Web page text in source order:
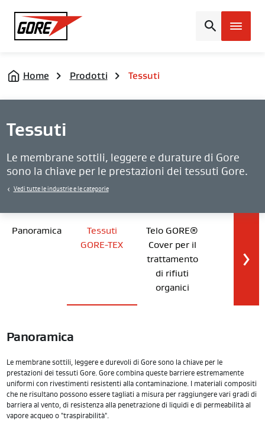
Gore
Home Prodotti Tessuti
Tessuti
Le membrane sottili, leggere e durature di Gore
sono la chiave per le prestazioni dei tessuti Gore.
Vedi tutte le industrie e le categorie
Panoramica
Tessuti
GORE-TEX
Telo GORE®
Cover per il
trattamento
di rifiuti
organici
Panoramica
Le membrane sottili, leggere e durevoli di Gore sono la chiave per le
prestazioni dei tessuti Gore. Gore combina queste barriere estremamente
uniformi con rivestimenti resistenti alla contaminazione. I materiali compositi
che ne risultano possono essere tagliati a misura per raggiungere vari gradi di
barriera al vento, di resistenza alla penetrazione di liquidi e di permeabilità al
vapore acqueo o "traspirabilità".